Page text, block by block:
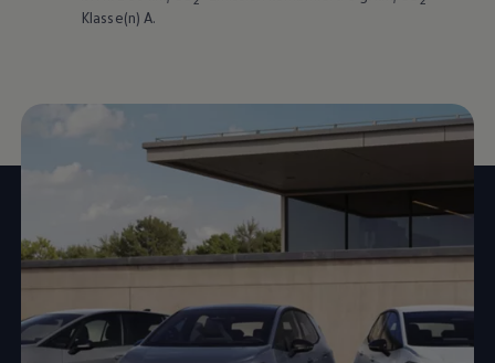
Klasse(n) A.